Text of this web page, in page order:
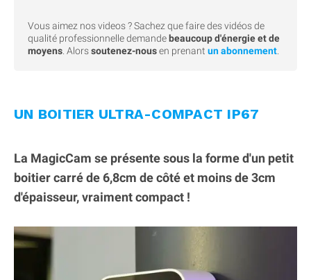
Vous aimez nos videos ? Sachez que faire des vidéos de
qualité professionnelle demande beaucoup d'énergie et de
moyens . Alorssoutenez-nousen prenant un abonnement
UN BOITIER ULTRA-COMPACT IP67
La MagicCam se présente sous la forme d'un petit
boitier carré de 6,8cm de côté et moins de 3cm
d'épaisseur, vraiment compact !